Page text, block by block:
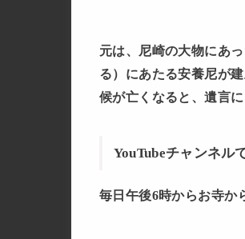
元は、尼崎の大物にあ
る）にあたる安養尼が
候が亡くなると、遺言
YouTubeチャンネル
毎日午後6時からお寺か